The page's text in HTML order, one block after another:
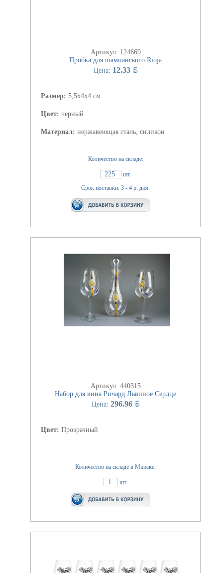
Артикул: 124669
Пробка для шампанского Rioja
Цена: 12.33 BYN
Размер: 5,5х4х4 см
Цвет: черный
Материал: нержавеющая сталь, силикон
Количество на складе:
225
шт.
Срок поставки: 3 - 4 р. дня.
Артикул: 440315
Набор для вина Ричард Львиное Сердце
Цена: 296.96 BYN
Цвет: Прозрачный
Количество на складе в Минске:
1 шт.